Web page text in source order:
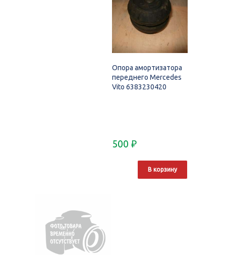
Опора амортизатора
переднего Mercedes
Vito 6383230420
500 ₽
В корзину